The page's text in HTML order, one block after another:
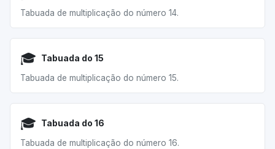
Tabuada de multiplicação do número 14.
🎓 Tabuada do 15
Tabuada de multiplicação do número 15.
🎓 Tabuada do 16
Tabuada de multiplicação do número 16.